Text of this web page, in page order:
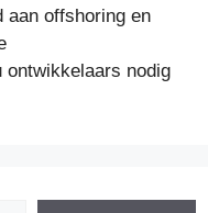
aan offshoring en
nodig